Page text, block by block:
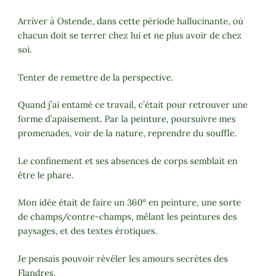
Arriver à Ostende, dans cette période hallucinante, où
chacun doit se terrer chez lui et ne plus avoir de chez
soi.
Tenter de remettre de la perspective.
Quand j’ai entamé ce travail, c’était pour retrouver une
forme d’apaisement. Par la peinture, poursuivre mes
promenades, voir de la nature, reprendre du souffle.
Le confinement et ses absences de corps semblait en
être le phare.
Mon idée était de faire un 360° en peinture, une sorte
de champs/contre-champs, mêlant les peintures des
paysages, et des textes érotiques.
Je pensais pouvoir révéler les amours secrètes des
Flandres.